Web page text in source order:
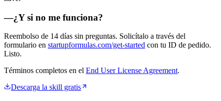
—¿Y si no me funciona?
Reembolso de 14 días sin preguntas. Solicítalo a través del
formulario en startupformulas.com/get-started con tu ID de pedido.
Listo.
Términos completos en el End User License Agreement.
Descarga la skill gratis